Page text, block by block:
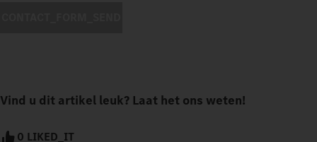
Vind u dit artikel leuk? Laat het ons weten!
0 LIKED_IT